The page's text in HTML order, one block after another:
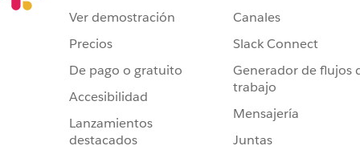
Ver demostración
Precios
De pago o gratuito
Accesibilidad
Lanzamientos
destacados
Canales
Slack Connect
Generador de flujos
trabajo
Mensajería
Juntas